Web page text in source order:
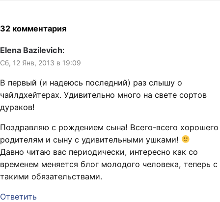
32 комментария
Elena Bazilevich:
Сб, 12 Янв, 2013 в 19:09
В первый (и надеюсь последний) раз слышу о
чайлдхейтерах. Удивительно много на свете сортов
дураков!
Поздравляю с рождением сына! Всего-всего хорошего
родителям и сыну с удивительными ушками!
Давно читаю вас периодически, интересно как со
временем меняется блог молодого человека, теперь с
такими обязательствами.
Ответить